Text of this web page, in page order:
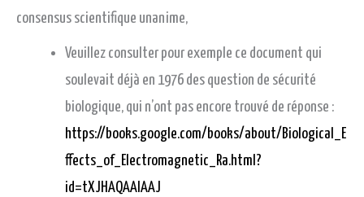
consensus scientifique unanime,
Veuillez consulter pour exemple ce document qui
soulevait déjà en 1976 des question de sécurité
biologique, qui n’ont pas encore trouvé de réponse :
https://books.google.com/books/about/Biological_E
ffects_of_Electromagnetic_Ra.html?
id=tXJHAQAAIAAJ